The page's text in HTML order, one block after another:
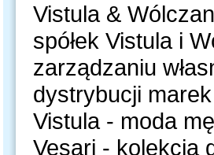
Vistula &
spółek Vistula i
zarządzaniu
dystrybucji
Vistula - moda
Vesari - kolekcja